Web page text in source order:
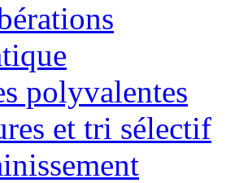
polyvalentes
et tri sélectif